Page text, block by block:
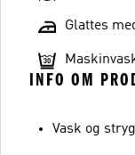
Glattes
INFO OM
Vask og